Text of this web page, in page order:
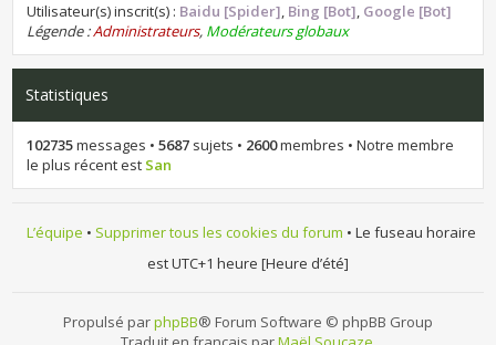
Utilisateur(s) inscrit(s) : Baidu [Spider], Bing [Bot], Google [Bot]
Légende :Administrateurs, Modérateurs globaux
Statistiques
102735messages •5687 sujets • 2600membres • Notre membre
le plus récent est San
L’équipe • Supprimer tous les cookies du forum • Le fuseau horaire
est UTC+1 heure [Heure d’été]
Propulsé parphpBB® Forum Software © phpBB Group